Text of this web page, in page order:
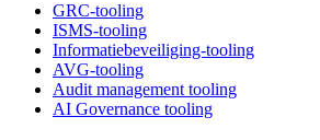
GRC-tooling
ISMS-tooling
Informatiebeveiliging-tooling
AVG-tooling
Audit management tooling
AI Governance tooling